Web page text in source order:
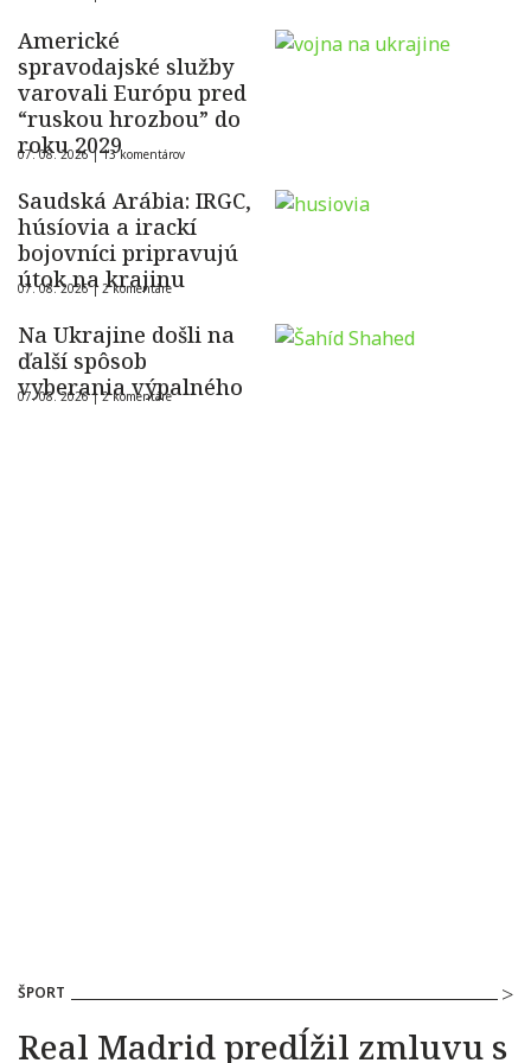
Americké
spravodajské služby
varovali Európu pred
“ruskou hrozbou” do
roku 2029
07. 08. 2026 |13 komentárov
Saudská Arábia: IRGC,
húsíovia a irackí
bojovníci pripravujú
útok na krajinu
07. 08. 2026 |2 komentáre
Na Ukrajine došli na
ďalší spôsob
vyberania výpalného
07. 08. 2026 |2 komentáre
ŠPORT